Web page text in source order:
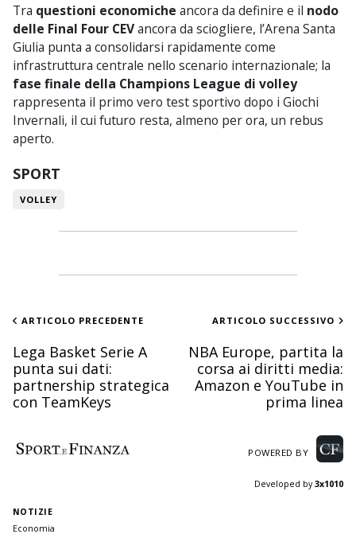
Tra questioni economiche ancora da definire e il nodo
delle Final Four CEVancora da sciogliere, l’Arena Santa
Giulia punta a consolidarsi rapidamente come
infrastruttura centrale nello scenario internazionale; la
fase finale della Champions League di volley
rappresenta il primo vero test sportivo dopo i Giochi
Invernali, il cui futuro resta, almeno per ora, un rebus
aperto.
SPORT
VOLLEY
ARTICOLO PRECEDENTE
Lega Basket Serie A
punta sui dati:
partnership strategica
con TeamKeys
ARTICOLO SUCCESSIVO
NBA Europe, partita la
corsa ai diritti media:
Amazon e YouTube in
prima linea
POWERED BY
Developed by3x1010
NOTIZIE
Economia